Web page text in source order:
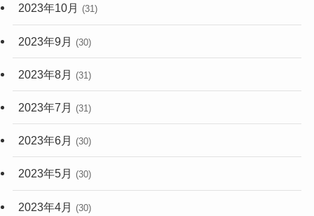
2023年10月 (31)
2023年9月 (30)
2023年8月 (31)
2023年7月 (31)
2023年6月 (30)
2023年5月 (30)
2023年4月 (30)